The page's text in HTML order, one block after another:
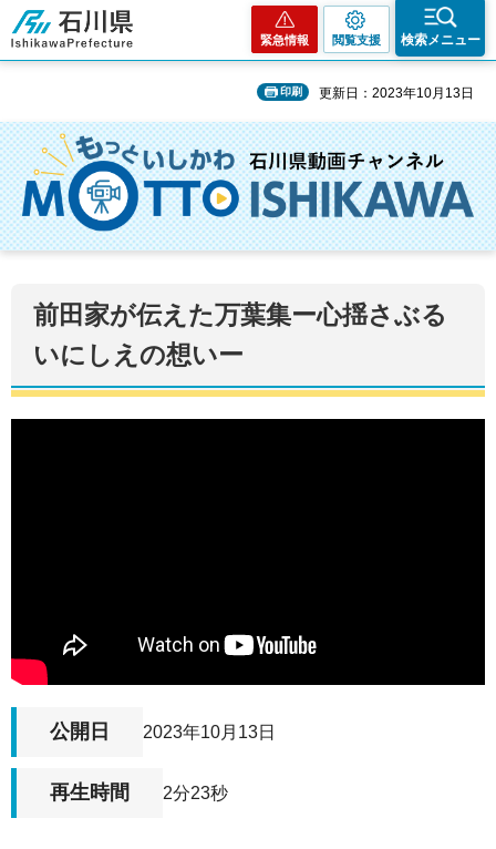
石川県
緊急情報 閲覧支援 検索メニュー
印刷 更新日：2023年10月13日
前田家が伝えた万葉集ー心揺さぶる
いにしえの想いー
公開日 2023年10月13日
再生時間 2分23秒